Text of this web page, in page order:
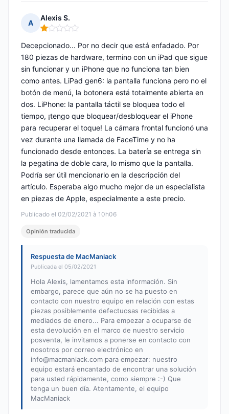
A
Alexis S.
Nota: 1 de 5
Publicado el 02/02/2021 à 10h06
Decepcionado... Por no decir que está enfadado. Por
180 piezas de hardware, termino con un iPad que sigue
sin funcionar y un iPhone que no funciona tan bien
como antes. LiPad gen6: la pantalla funciona pero no el
botón de menú, la botonera está totalmente abierta en
dos. LiPhone: la pantalla táctil se bloquea todo el
tiempo, ¡tengo que bloquear/desbloquear el iPhone
para recuperar el toque! La cámara frontal funcionó una
vez durante una llamada de FaceTime y no ha
funcionado desde entonces. La batería se entrega sin
la pegatina de doble cara, lo mismo que la pantalla.
Podría ser útil mencionarlo en la descripción del
artículo. Esperaba algo mucho mejor de un especialista
en piezas de Apple, especialmente a este precio.
Opinión traducida
Respuesta de MacManiack
Publicada el 05/02/2021
Hola Alexis, lamentamos esta información. Sin
embargo, parece que aún no se ha puesto en
contacto con nuestro equipo en relación con estas
piezas posiblemente defectuosas recibidas a
mediados de enero... Para empezar a ocuparse de
esta devolución en el marco de nuestro servicio
posventa, le invitamos a ponerse en contacto con
nosotros por correo electrónico en
info@macmaniack.com para empezar: nuestro
equipo estará encantado de encontrar una solución
para usted rápidamente, como siempre :-) Que
tenga un buen día. Atentamente, el equipo
MacManiack